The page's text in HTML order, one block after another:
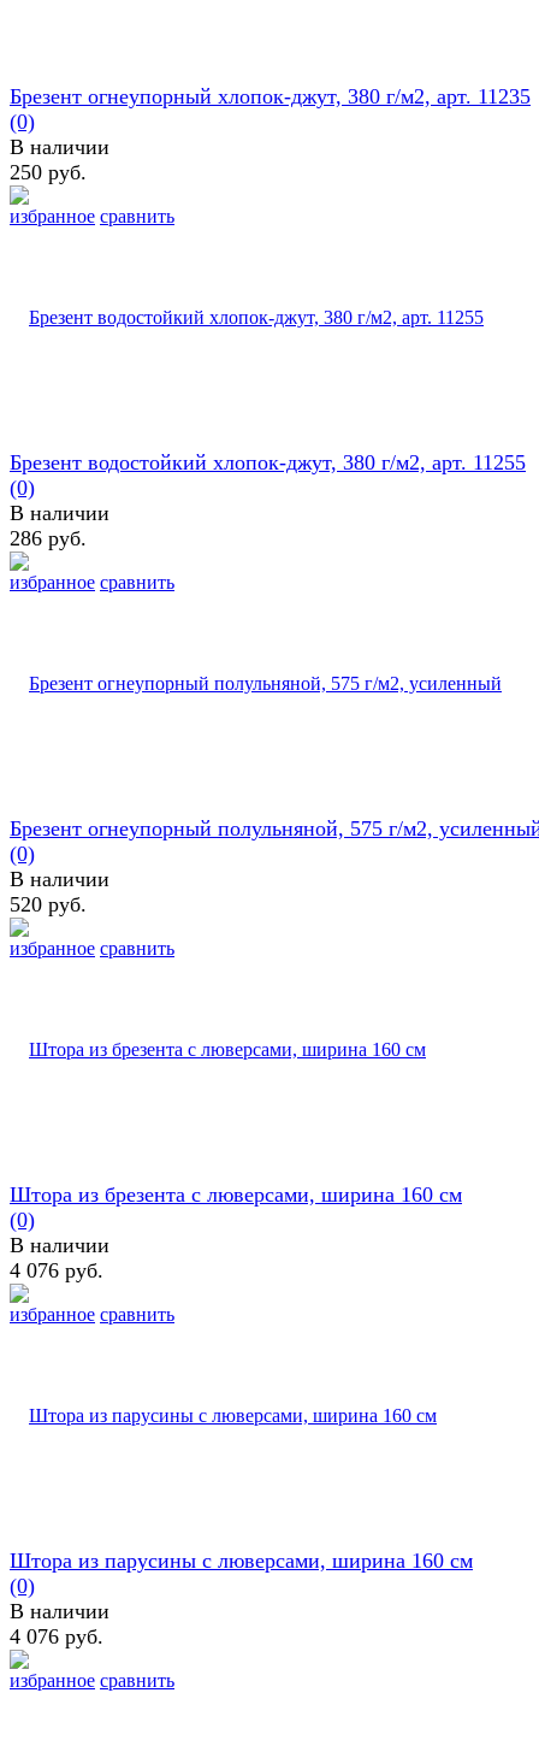
избранное сравнить
Брезент огнеупорный хлопок-джут, 380 г/м2, арт. 11235
(0)
В наличии
250 руб.
избранное сравнить
Брезент водостойкий хлопок-джут, 380 г/м2, арт. 11255
(0)
В наличии
286 руб.
избранное сравнить
Брезент огнеупорный полульняной, 575 г/м2,
(0)
В наличии
520 руб.
избранное сравнить
Штора из брезента с люверсами, ширина 160 см
(0)
В наличии
4 076 руб.
избранное сравнить
Штора из парусины с люверсами, ширина 160 см
(0)
В наличии
4 076 руб.